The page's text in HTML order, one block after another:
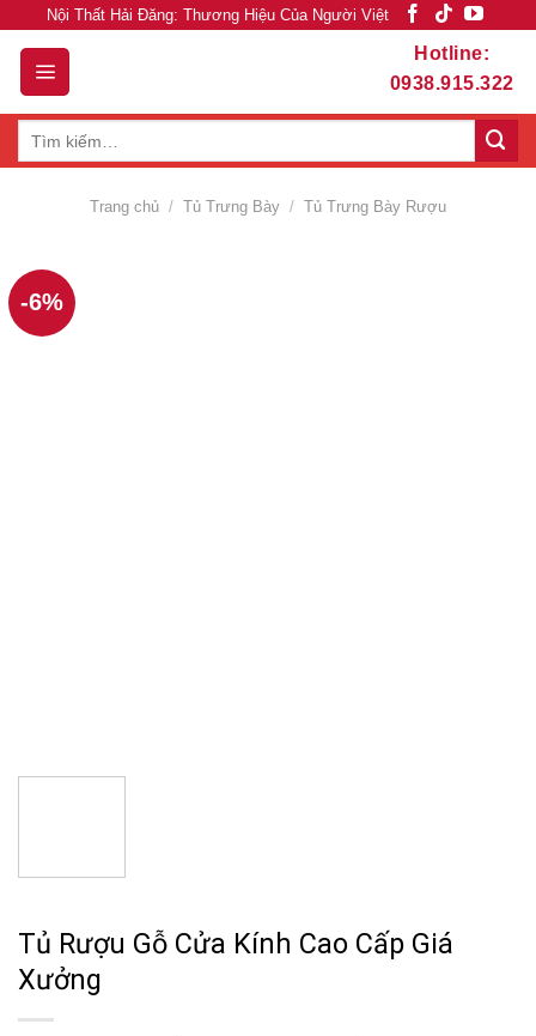
content
Nội Thất Hải Đăng: Thương Hiệu Của Người Việt
Hotline:
0938.915.322
Trang chủ / Tủ Trưng Bày / Tủ Trưng Bày Rượu
-6%
Tủ Rượu Gỗ Cửa Kính Cao Cấp Giá
Xưởng